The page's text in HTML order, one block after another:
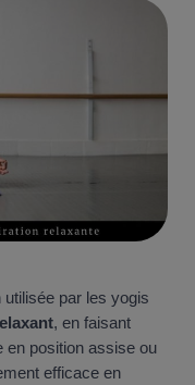
par les yogis
, en faisant
en position assise ou
efficace en